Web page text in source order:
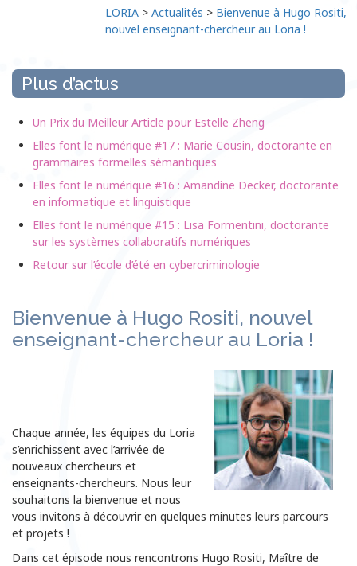
LORIA > Actualités > Bienvenue à Hugo Rositi,
nouvel enseignant-chercheur au Loria !
Plus d’actus
Un Prix du Meilleur Article pour Estelle Zheng
Elles font le numérique #17 : Marie Cousin, doctorante en
grammaires formelles sémantiques
Elles font le numérique #16 : Amandine Decker, doctorante
en informatique et linguistique
Elles font le numérique #15 : Lisa Formentini, doctorante
sur les systèmes collaboratifs numériques
Retour sur l’école d’été en cybercriminologie
Bienvenue à Hugo Rositi, nouvel
enseignant-chercheur au Loria !
Chaque année, les équipes du Loria
s’enrichissent avec l’arrivée de
nouveaux chercheurs et
enseignants-chercheurs. Nous leur
souhaitons la bienvenue et nous
vous invitons à découvrir en quelques minutes leurs parcours
et projets !
Dans cet épisode nous rencontrons Hugo Rositi, Maître de